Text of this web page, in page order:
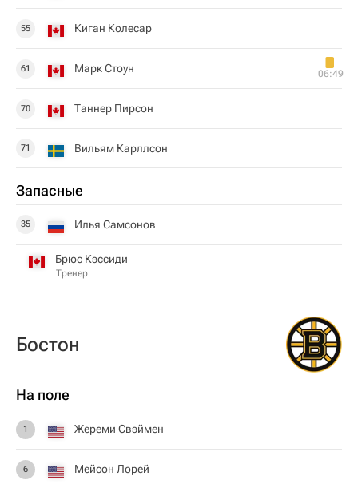
55 Киган Колесар
61 Марк Стоун 06:49
70 Таннер Пирсон
71 Вильям Карллсон
Запасные
35 Илья Самсонов
Брюс Кэссиди
Тренер
Бостон
На поле
1 Жереми Свэймен
6 Мейсон Лорей